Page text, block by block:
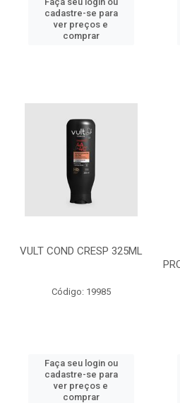
cadastre-se para
ver preços e
comprar
VULT COND CRESP 325ML
Código: 19985
Faça seu login ou
cadastre-se para
ver preços e
comprar